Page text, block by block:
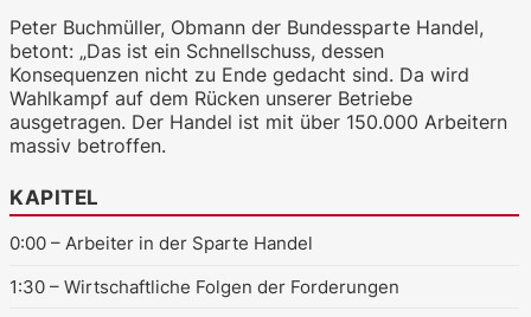
Peter Buchmüller, Obmann der Bundessparte Handel,
betont: „Das ist ein Schnellschuss, dessen
Konsequenzen nicht zu Ende gedacht sind. Da wird
Wahlkampf auf dem Rücken unserer Betriebe
ausgetragen. Der Handel ist mit über 150.000 Arbeitern
massiv betroffen.
KAPITEL
0:00 – Arbeiter in der Sparte Handel
1:30 – Wirtschaftliche Folgen der Forderungen
WKO.tv KI (lokales LLM gemma-4-
26b-a4b-it, Blackwell)